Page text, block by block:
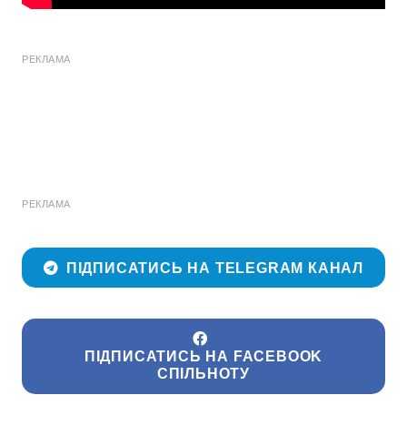
РЕКЛАМА
РЕКЛАМА
ПІДПИСАТИСЬ НА TELEGRAM КАНАЛ
ПІДПИСАТИСЬ НА FACEBOOK
СПІЛЬНОТУ